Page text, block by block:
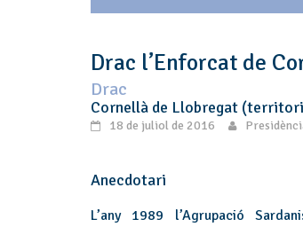
Drac l’Enforcat de
Drac
Cornellà de Llobregat
18 de juliol de 2016
Anecdotari
L’any 1989 l’Agrupació